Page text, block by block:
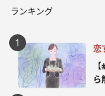
ランキング
恋
ら